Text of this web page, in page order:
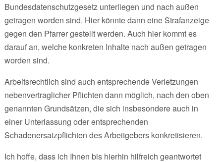
Bundesdatenschutzgesetz unterliegen und nach außen
getragen worden sind. Hier könnte dann eine Strafanzeige
gegen den Pfarrer gestellt werden. Auch hier kommt es
darauf an, welche konkreten Inhalte nach außen getragen
worden sind.
Arbeitsrechtlich sind auch entsprechende Verletzungen
nebenvertraglicher Pflichten dann möglich, nach den oben
genannten Grundsätzen, die sich insbesondere auch in
einer Unterlassung oder entsprechenden
Schadenersatzpflichten des Arbeitgebers konkretisieren.
Ich hoffe, dass ich Ihnen bis hierhin hilfreich geantwortet